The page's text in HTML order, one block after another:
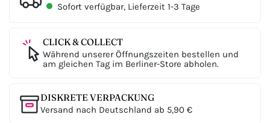
Sofort verfügbar, Lieferzeit 1-3 Tage
CLICK & COLLECT
Während unserer Öffnungszeiten bestellen und
am gleichen Tag im Berliner-Store abholen.
DISKRETE VERPACKUNG
Versand nach Deutschland ab 5,90 €